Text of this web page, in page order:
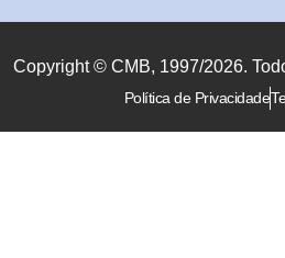
Copyright © CMB, 1997/2026.
Política de Privacidade